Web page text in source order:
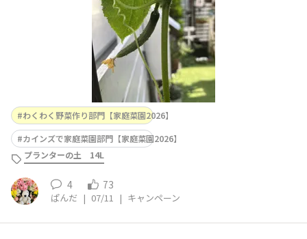
わくわく野菜作り部門【家庭菜園2026】
カインズで家庭菜園部門【家庭菜園2026】
プランターの土 14L
4 73
ぱんだ | 07/11 | キャンペーン